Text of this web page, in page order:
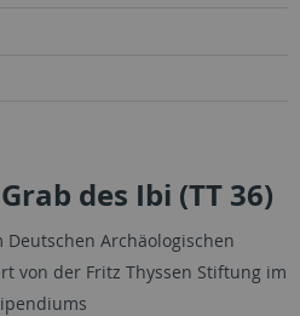
des Ibi (TT 36)
Archäologischen
von der Fritz Thyssen Stiftung im